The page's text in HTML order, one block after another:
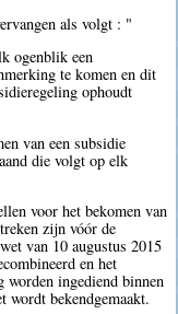
als volgt : "
ogenblik een
te komen en dit
ophoudt
van een subsidie
die volgt op elk
voor het bekomen van
zijn vóór de
van 10 augustus 2015
en het
worden ingediend binnen
wordt bekendgemaakt.